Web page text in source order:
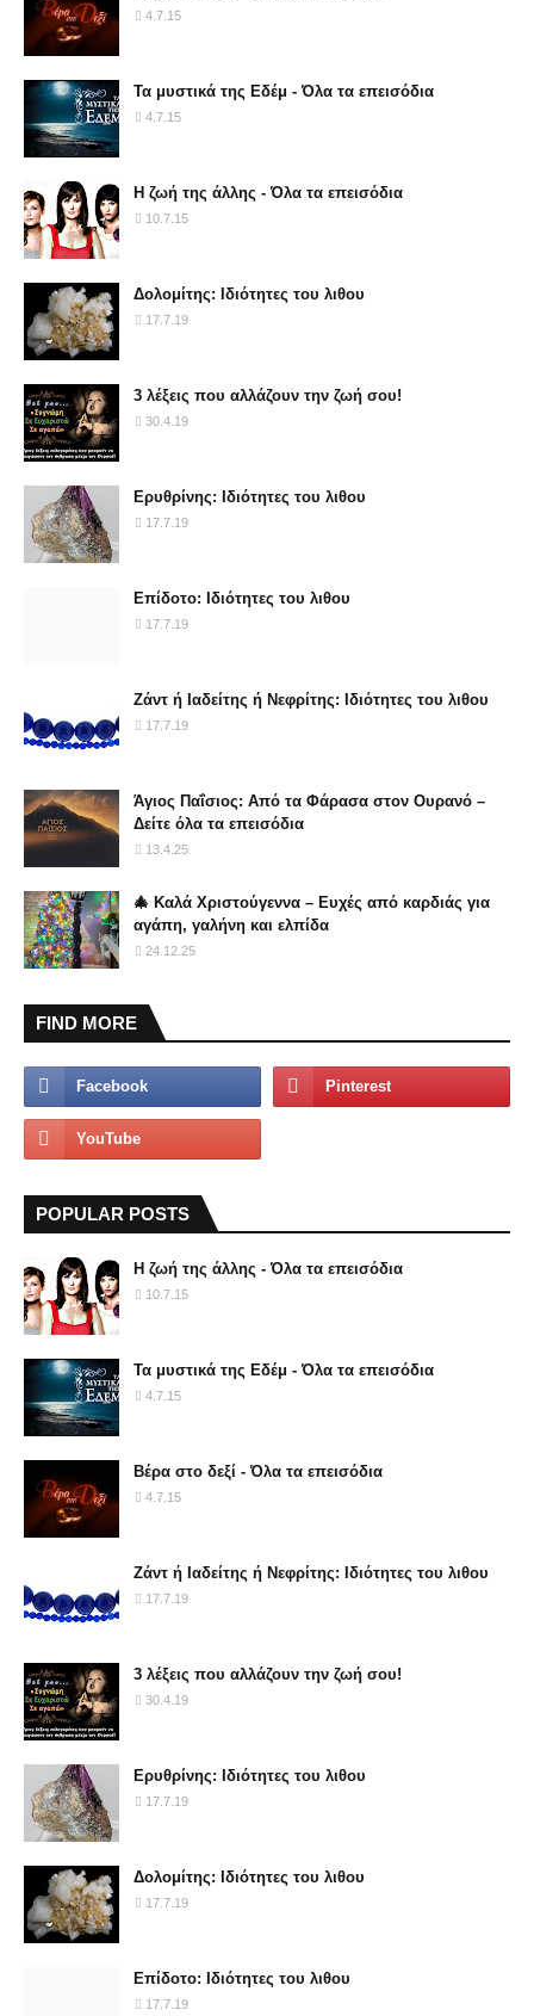
4.7.15
Τα μυστικά της Εδέμ - Όλα τα επεισόδια
4.7.15
Η ζωή της άλλης - Όλα τα επεισόδια
10.7.15
Δολομίτης: Ιδιότητες του λιθου
17.7.19
3 λέξεις που αλλάζουν την ζωή σου!
30.4.19
Ερυθρίνης: Ιδιότητες του λιθου
17.7.19
Επίδοτο: Ιδιότητες του λιθου
17.7.19
Ζάντ ή Ιαδείτης ή Νεφρίτης: Ιδιότητες του λιθου
17.7.19
Άγιος Παΐσιος: Από τα Φάρασα στον Ουρανό –
Δείτε όλα τα επεισόδια
13.4.25
🎄 Καλά Χριστούγεννα – Ευχές από καρδιάς για
αγάπη, γαλήνη και ελπίδα
24.12.25
FIND MORE
POPULAR POSTS
Η ζωή της άλλης - Όλα τα επεισόδια
10.7.15
Τα μυστικά της Εδέμ - Όλα τα επεισόδια
4.7.15
Βέρα στο δεξί - Όλα τα επεισόδια
4.7.15
Ζάντ ή Ιαδείτης ή Νεφρίτης: Ιδιότητες του λιθου
17.7.19
3 λέξεις που αλλάζουν την ζωή σου!
30.4.19
Ερυθρίνης: Ιδιότητες του λιθου
17.7.19
Δολομίτης: Ιδιότητες του λιθου
17.7.19
Επίδοτο: Ιδιότητες του λιθου
17.7.19